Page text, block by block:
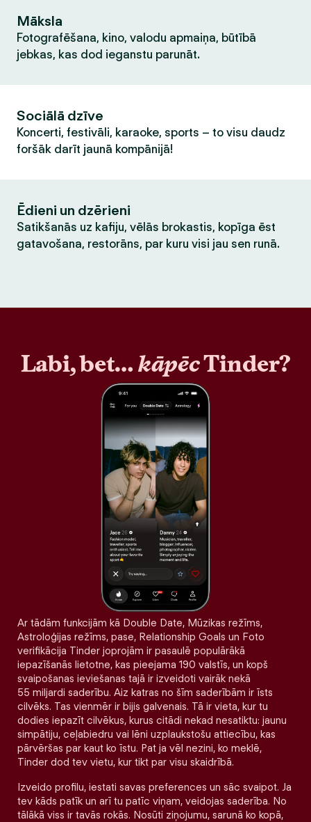
Māksla
Fotografēšana, kino, valodu apmaiņa, būtībā
jebkas, kas dod ieganstu parunāt.
Sociālā dzīve
Koncerti, festivāli, karaoke, sports – to visu daudz
foršāk darīt jaunā kompānijā!
Ēdieni un dzērieni
Satikšanās uz kafiju, vēlās brokastis, kopīga ēst
gatavošana, restorāns, par kuru visi jau sen runā.
Labi, bet…kāpēcTinder?
Ar tādām funkcijām kā Double Date, Mūzikas režīms,
Astroloģijas režīms, pase, Relationship Goals un Foto
verifikācija Tinder joprojām ir pasaulē populārākā
iepazīšanās lietotne, kas pieejama 190 valstīs, un kopš
svaipošanas ieviešanas tajā ir izveidoti vairāk nekā
55 miljardi saderību. Aiz katras no šīm saderībām ir īsts
cilvēks. Tas vienmēr ir bijis galvenais. Tā ir vieta, kur tu
dodies iepazīt cilvēkus, kurus citādi nekad nesatiktu: jaunu
simpātiju, ceļabiedru vai lēni uzplaukstošu attiecību, kas
pārvēršas par kaut ko īstu. Pat ja vēl nezini, ko meklē,
Tinder dod tev vietu, kur tikt par visu skaidrībā.
Izveido profilu, iestati savas preferences un sāc svaipot. Ja
tev kāds patīk un arī tu patīc viņam, veidojas saderība. No
tālākā viss ir tavās rokās. Nosūti ziņojumu, sarunā ko kopā,